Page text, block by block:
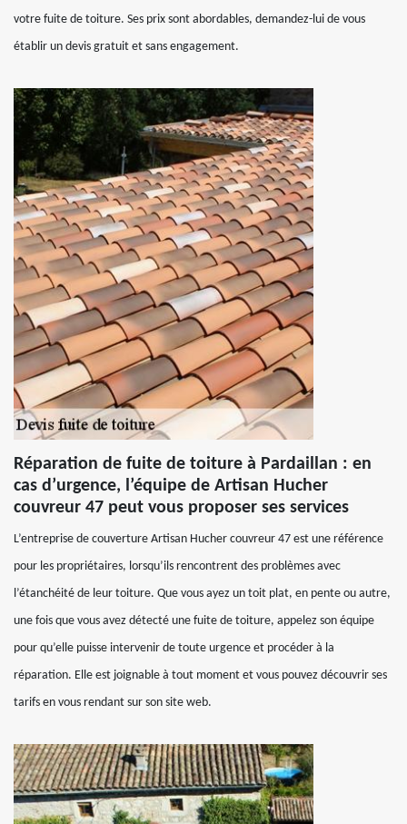
votre fuite de toiture. Ses prix sont abordables, demandez-lui de vous
établir un devis gratuit et sans engagement.
Réparation de fuite de toiture à Pardaillan : en
cas d’urgence, l’équipe de Artisan Hucher
couvreur 47 peut vous proposer ses services
L’entreprise de couverture Artisan Hucher couvreur 47 est une référence
pour les propriétaires, lorsqu’ils rencontrent des problèmes avec
l’étanchéité de leur toiture. Que vous ayez un toit plat, en pente ou autre,
une fois que vous avez détecté une fuite de toiture, appelez son équipe
pour qu’elle puisse intervenir de toute urgence et procéder à la
réparation. Elle est joignable à tout moment et vous pouvez découvrir ses
tarifs en vous rendant sur son site web.